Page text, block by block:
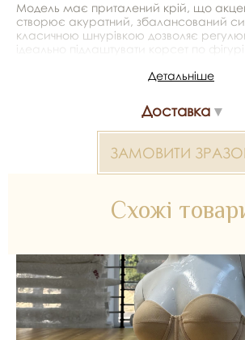
Модель має приталений крій, що
створює акуратний, збалансований
класичною шнурівкою дозволяє
ідеально підлаштувати корсет по
фотосесій нареченої, вечірніх та
також може використовуватися як
святкових або романтичних аутфітах.
Для додаткової інформації —
Корсети 2000000385600 — матеріал
суконь, декору та колекцій ательє.
роздріб в Inter Tex, SKU
Детальніше
Доставка
ЗАМОВИТИ
Схожі